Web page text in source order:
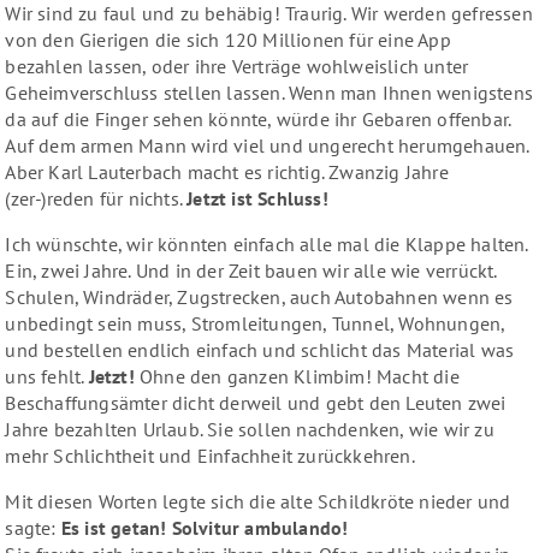
Wir sind zu faul und zu behäbig! Traurig. Wir werden gefressen
von den Gierigen die sich 120 Millionen für eine App
bezahlen lassen, oder ihre Verträge wohlweislich unter
Geheimverschluss stellen lassen. Wenn man Ihnen wenigstens
da auf die Finger sehen könnte, würde ihr Gebaren offenbar.
Auf dem armen Mann wird viel und ungerecht herumgehauen.
Aber Karl Lauterbach macht es richtig. Zwanzig Jahre
(zer-)reden für nichts.Jetzt ist Schluss!
Ich wünschte, wir könnten einfach alle mal die Klappe halten.
Ein, zwei Jahre. Und in der Zeit bauen wir alle wie verrückt.
Schulen, Windräder, Zugstrecken, auch Autobahnen wenn es
unbedingt sein muss, Stromleitungen, Tunnel, Wohnungen,
und bestellen endlich einfach und schlicht das Material was
uns fehlt.Jetzt! Ohne den ganzen Klimbim! Macht die
Beschaffungsämter dicht derweil und gebt den Leuten zwei
Jahre bezahlten Urlaub. Sie sollen nachdenken, wie wir zu
mehr Schlichtheit und Einfachheit zurückkehren.
Mit diesen Worten legte sich die alte Schildkröte nieder und
sagte: Es ist getan! Solvitur ambulando!